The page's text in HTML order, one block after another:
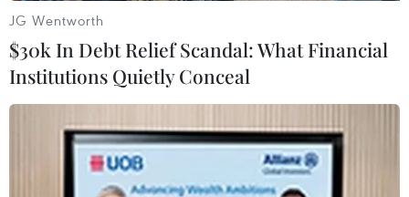
Thời tiết ngày 6/8: Bão số 3 đã di
chuyển ra ngoài Biển Đông
05/08/2026 23:15
Israel và Liban không đạt tiến triển
trong ngày đàm phán đầu tiên
05/08/2026 15:01
JG Wentworth
$30k In Debt Relief Scandal: What Financial
Institutions Quietly Conceal